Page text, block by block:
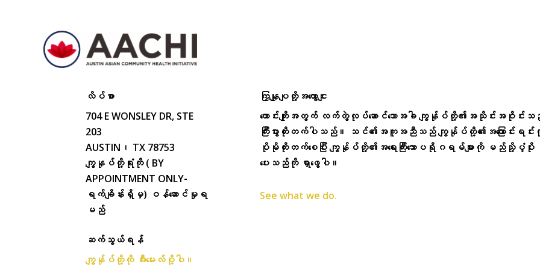
လိပ်စာ
704 E WONSLEY DR, STE
203
AUSTIN၊ TX 78753
ကျွနုပ်တို့ရုံးကို ( BY
APPOINTMENT ONLY-
ရက်ချိန်းရှိမှ) ဝန်ဆောင်မှုရ
မည်
ဆက်သွယ်ရန်
ကျွန်ုပ်တို့ကို အီးမေးလ်ပို့ပါ။
ကြှနျုပျတို့အကွောငျး
ကောင်းကျိုးအတွက် လက်တွဲလုပ်ဆောင်သောအခါ ကျွန်ုပ်တို့၏အသိုင်းအဝိုင်းသ
ကြီးပွားတိုးတက်ပါသည်။ သင်၏အကူအညီသည် ကျွန်ုပ်တို့၏အကြောင်းရင်း
ပိုမိုတိုးတက်စေပြီး ကျွန်ုပ်တို့၏အရေးကြီးသောပရိုဂရမ်များကို မည်သို့ပံ့ပိုး
ပေးသည်ကို ရှာဖွေပါ။
See what we do.